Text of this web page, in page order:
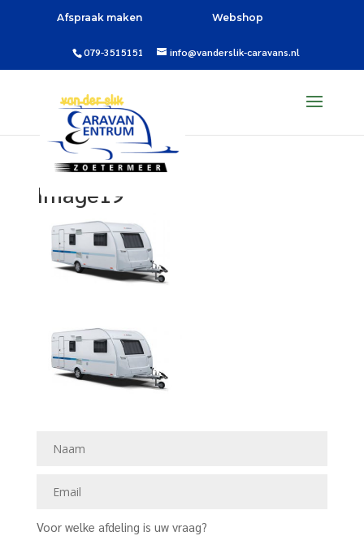
Afspraak maken Webshop
079-3515151 info@vanderslik-caravans.nl
Image19
Voor welke afdeling is uw vraag?